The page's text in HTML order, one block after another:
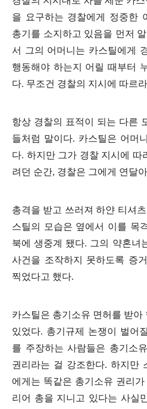
을 요구하는 경찰에게 정중한
총기를 소지하고 있음을 먼저
서 그의 어머니는 카스틸에게
행동해야 하는지 어릴 때부터
다. 무조건 경찰의 지시에 따르
항상 경찰의 표적이 되는 다른
들처럼 말이다. 카스틸은 어머
다. 하지만 그가 경찰 지시에 따
려던 순간, 경찰은 그에게 연달
총격을 받고 쓰러져 하얀 티셔
스틸의 모습은 옆에서 이를 목
북에 생중계 됐다. 그의 약혼녀
사건을 조작하지 못하도록 증
찍었다고 했다.
카스틸은 총기소유 면허를 받아
있었다. 총기규제 논쟁이 벌어
를 주장하는 사람들은 총기소
권리라는 걸 강조한다. 하지만
에게는 똑같은 총기소유 권리
리어 총을 지니고 있다는 사실